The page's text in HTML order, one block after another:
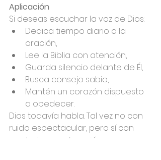
Aplicación
Si deseas escuchar la voz de Dios:
Dedica tiempo diario a la
oración,
Lee la Biblia con atención,
Guarda silencio delante de Él,
Busca consejo sabio,
Mantén un corazón dispuesto
a obedecer.
Dios todavía habla. Tal vez no con
ruido espectacular, pero sí con
verdad, paz y dirección para